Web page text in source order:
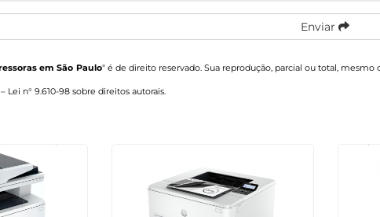
Enviar
em São Paulo" é de direito reservado. Sua reprodução, parcial ou total,
Lei n° 9.610-98 sobre direitos autorais.